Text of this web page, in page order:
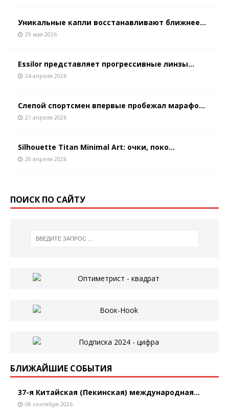
Уникальные капли восстанавливают ближнее...
29 мая 2026
Essilor представляет прогрессивные линзы...
24 апреля 2026
Слепой спортсмен впервые пробежал марафо...
21 апреля 2026
Silhouette Titan Minimal Art: очки, поко...
20 апреля 2026
ПОИСК ПО САЙТУ
БЛИЖАЙШИЕ СОБЫТИЯ
37-я Китайская (Пекинская) международная...
08 сентября 2026